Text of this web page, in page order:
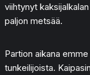
viihtynyt
paljon metsää.
Partion aikana
tunkeilijoista.